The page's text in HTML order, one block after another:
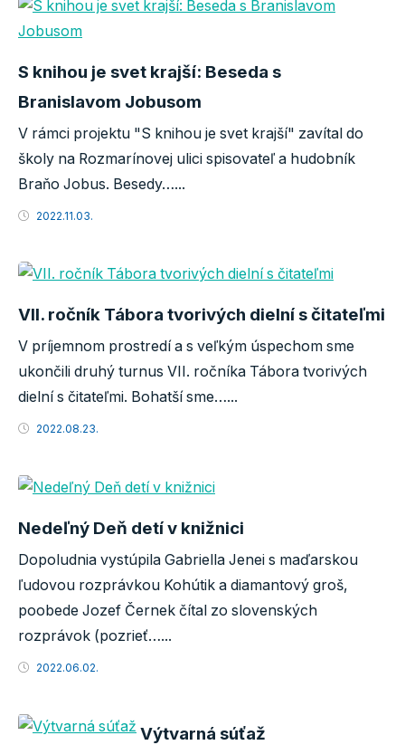
S knihou je svet krajší: Beseda s
Branislavom Jobusom
V rámci projektu "S knihou je svet krajší" zavítal do
školy na Rozmarínovej ulici spisovateľ a hudobník
Braňo Jobus. Besedy…...
2022.11.03.
VII. ročník Tábora tvorivých dielní s čitateľmi
V príjemnom prostredí a s veľkým úspechom sme
ukončili druhý turnus VII. ročníka Tábora tvorivých
dielní s čitateľmi. Bohatší sme…...
2022.08.23.
Nedeľný Deň detí v knižnici
Dopoludnia vystúpila Gabriella Jenei s maďarskou
ľudovou rozprávkou Kohútik a diamantový groš,
poobede Jozef Černek čítal zo slovenských
rozprávok (pozrieť…...
2022.06.02.
Výtvarná súťaž